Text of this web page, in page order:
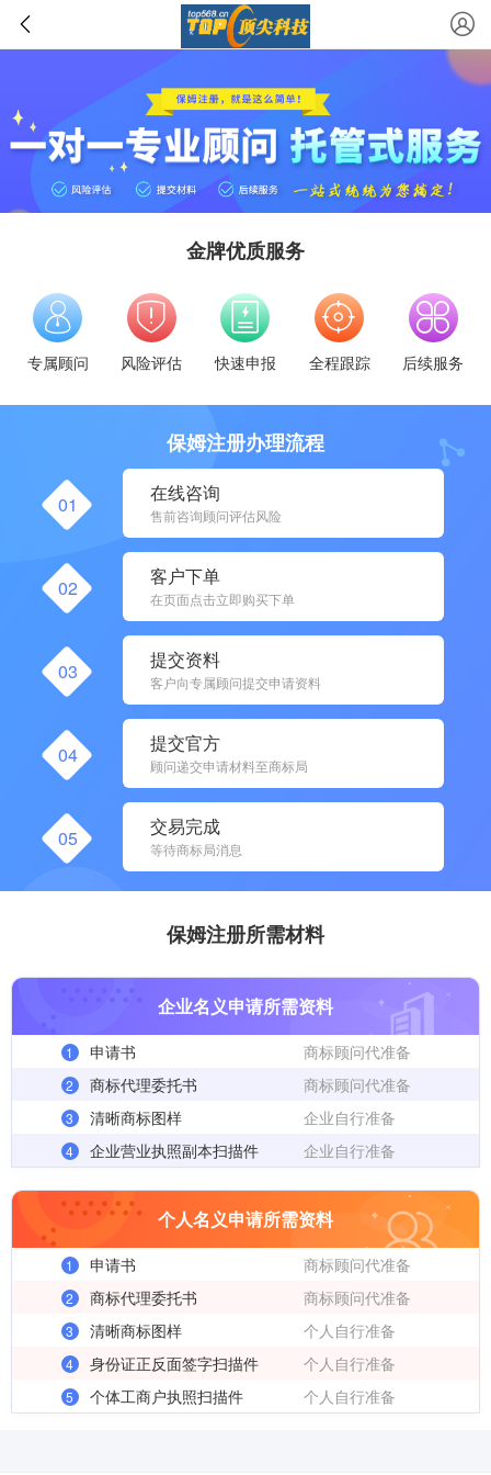
金牌优质服务
专属顾问 风险评估 快速申报 全程跟踪 后续服务
保姆注册办理流程
01 在线咨询
售前咨询顾问评估风险
02 客户下单
在页面点击立即购买下单
03 提交资料
客户向专属顾问提交申请资料
04 提交官方
顾问递交申请材料至商标局
05 交易完成
等待商标局消息
保姆注册所需材料
企业名义申请所需资料
1 申请书 商标顾问代准备
2 商标代理委托书 商标顾问代准备
3 清晰商标图样 企业自行准备
4 企业营业执照副本扫描件 企业自行准备
个人名义申请所需资料
1 申请书 商标顾问代准备
2 商标代理委托书 商标顾问代准备
3 清晰商标图样 个人自行准备
4 身份证正反面签字扫描件 个人自行准备
5 个体工商户执照扫描件 个人自行准备